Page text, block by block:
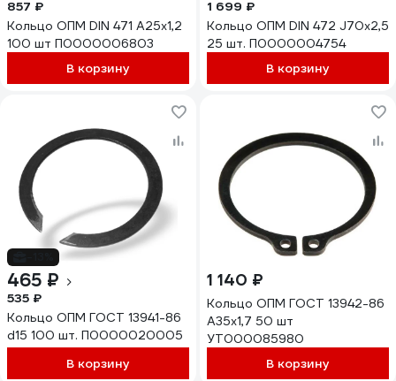
857 ₽
Кольцо ОПМ DIN 471 А25x1,2
100 шт П0000006803
В корзину
1 699 ₽
Кольцо ОПМ DIN 472 J70x2,5
25 шт. П0000004754
В корзину
465 ₽
535 ₽
Кольцо ОПМ ГОСТ 13941-86
d15 100 шт. П0000020005
В корзину
1 140 ₽
Кольцо ОПМ ГОСТ 13942-86
А35x1,7 50 шт
УТ000085980
В корзину